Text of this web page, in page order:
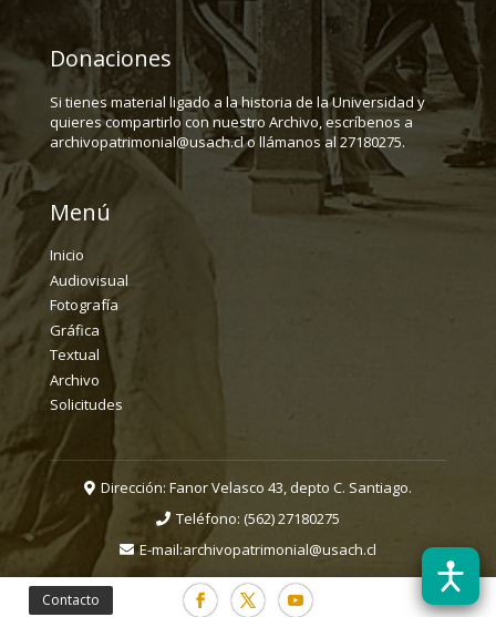
Contacto
Donaciones
Si tienes material ligado a la historia de la Universidad y
quieres compartirlo con nuestro Archivo, escríbenos a
archivopatrimonial@usach.cl o llámanos al 27180275.
Menú
Inicio
Audiovisual
Fotografía
Gráfica
Textual
Archivo
Solicitudes
Dirección: Fanor Velasco 43, depto C. Santiago.
Teléfono: (562) 27180275
E-mail:archivopatrimonial@usach.cl